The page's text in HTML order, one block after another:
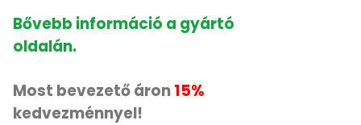
Bővebb információ a gyártó
oldalán.
Most bevezető áron15%
kedvezménnyel!